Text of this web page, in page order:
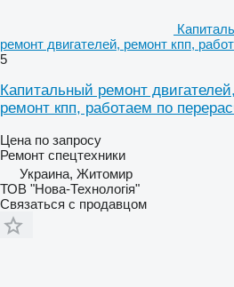
ремонт двигателей, ремонт кпп,
5
Капитальный ремонт
ремонт кпп, работаем по
Цена по запросу
Ремонт спецтехники
Украина, Житомир
ТОВ "Нова-Технологія"
Связаться с продавцом